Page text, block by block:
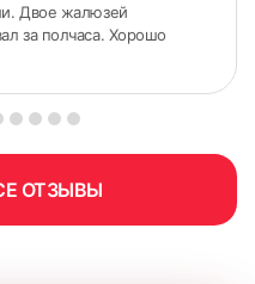
Двое жалюзей
за полчаса. Хорошо
ОТЗЫВЫ